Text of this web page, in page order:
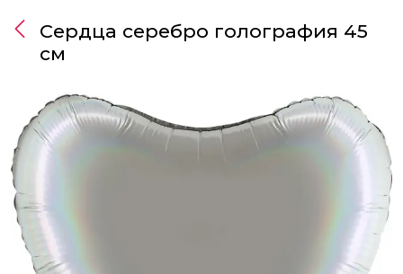
Сердца серебро голография 45
см